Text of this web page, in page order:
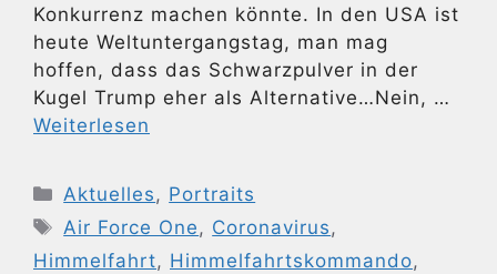
Konkurrenz machen könnte. In den USA ist
heute Weltuntergangstag, man mag
hoffen, dass das Schwarzpulver in der
Kugel Trump eher als Alternative…Nein, …
Weiterlesen
Kategorien
Aktuelles, Portraits
Schlagwörter
Air Force One, Coronavirus,
Himmelfahrt, Himmelfahrtskommando,